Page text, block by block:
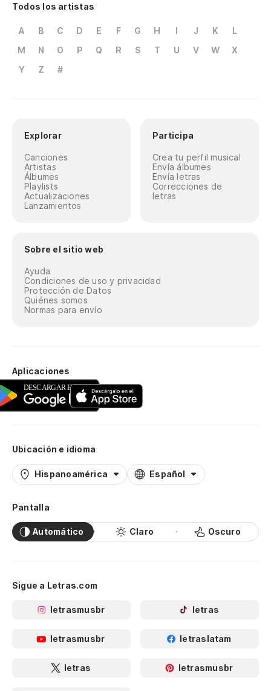
Todos los artistas
A B C D E F G H I J K
L
M
N O P Q R S T U V W
X
Y
Z #
Explorar
Canciones
Artistas
Álbumes
Playlists
Actualizaciones
Lanzamientos
Participa
Crea tu perfil musical
Envía álbumes
Envía letras
Correcciones de
letras
Sobre el sitio web
Ayuda
Condiciones de uso y privacidad
Protección de Datos
Quiénes somos
Normas para envío
Aplicaciones
Ubicación e idioma
Hispanoamérica Español
Pantalla
Automático Claro Oscuro
Sigue a Letras.com
letrasmusbr letras
letrasmusbr letraslatam
letras letrasmusbr